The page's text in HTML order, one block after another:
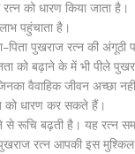
रत्‍न को धारण किया जाता है।
पहुंचाता है।
पिता पुखराज रत्‍न की
को बढ़ाने के में भी पीले
वैवाहिक जीवन अच्‍छा
को धारण कर सकते हैं।
से रूचि बढ़ती है। यह रत्‍न
रत्‍न आपकी इस